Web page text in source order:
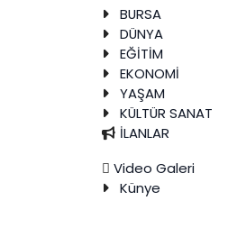
BURSA
DÜNYA
EĞİTİM
EKONOMİ
YAŞAM
KÜLTÜR SANAT
İLANLAR
Video Galeri
Künye